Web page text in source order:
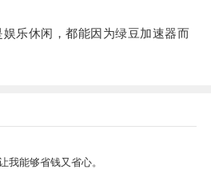
乐休闲，都能因为绿豆加速器而
我能够省钱又省心。